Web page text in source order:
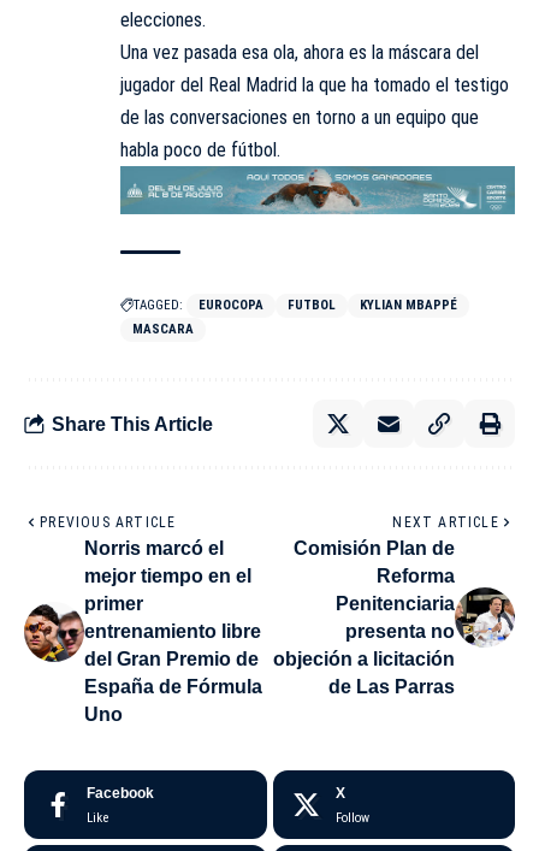
elecciones.
Una vez pasada esa ola, ahora es la máscara del
jugador del Real Madrid la que ha tomado el testigo
de las conversaciones en torno a un equipo que
habla poco de fútbol.
TAGGED: EUROCOPA FUTBOL
KYLIAN MBAPPÉ
MASCARA
Share This Article
PREVIOUS ARTICLE
Norris marcó el
mejor tiempo en el
primer
entrenamiento libre
del Gran Premio de
España de Fórmula
Uno
NEXT ARTICLE
Comisión Plan de
Reforma
Penitenciaria
presenta no
objeción a licitación
de Las Parras
Facebook
Like
X
Follow